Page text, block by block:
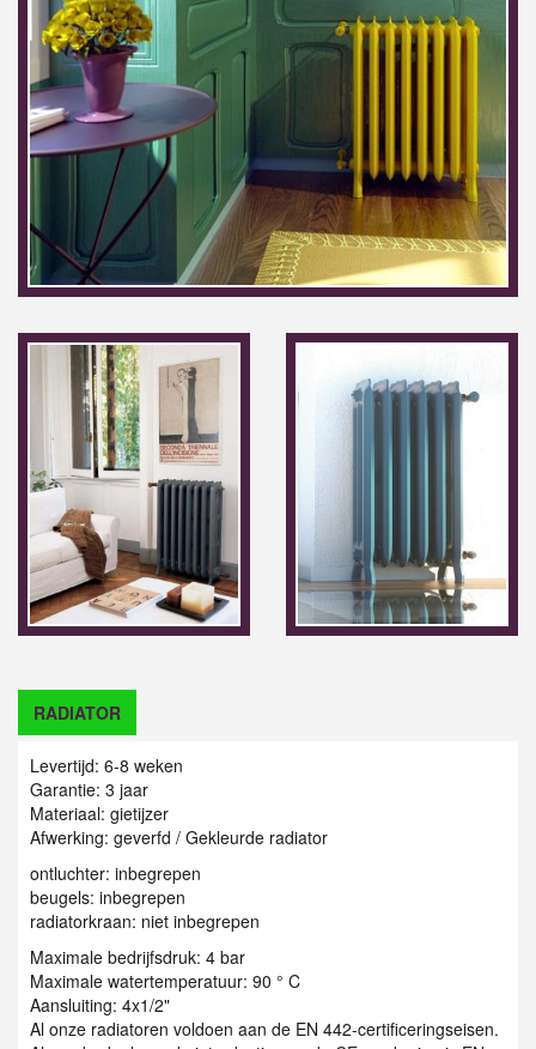
RADIATOR
Levertijd: 6-8 weken
Garantie: 3 jaar
Materiaal: gietijzer
Afwerking: geverfd / Gekleurde radiator
ontluchter: inbegrepen
beugels: inbegrepen
radiatorkraan: niet inbegrepen
Maximale bedrijfsdruk: 4 bar
Maximale watertemperatuur: 90 ° C
Aansluiting: 4x1/2"
Al onze radiatoren voldoen aan de EN 442-certificeringseisen.